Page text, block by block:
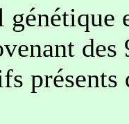
des
présents